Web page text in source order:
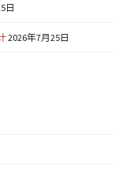
日
2026年7月25日